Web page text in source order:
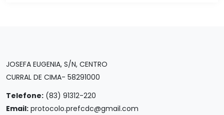
JOSEFA EUGENIA, S/N, CENTRO
CURRAL DE CIMA- 58291000
Telefone: (83) 91312-220
Email: protocolo.prefcdc@gmail.com